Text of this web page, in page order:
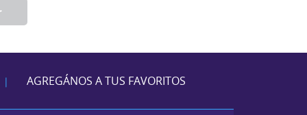
| AGREGÁNOS A TUS FAVORITOS